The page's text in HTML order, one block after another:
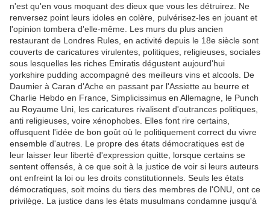
n'est qu'en vous moquant des dieux que vous les détruirez. Ne
renversez point leurs idoles en colère, pulvérisez-les en jouant et
l'opinion tombera d'elle-même. Les murs du plus ancien
restaurant de Londres Rules, en activité depuis le 18e siècle sont
couverts de caricatures virulentes, politiques, religieuses, sociales
sous lesquelles les riches Emiratis dégustent aujourd'hui
yorkshire pudding accompagné des meilleurs vins et alcools. De
Daumier à Caran d'Ache en passant par l'Assiette au beurre et
Charlie Hebdo en France, Simplicissimus en Allemagne, le Punch
au Royaume Uni, les caricatures rivalisent d'outrances politiques,
anti religieuses, voire xénophobes. Elles font rire certains,
offusquent l'idée de bon goût où le politiquement correct du vivre
ensemble d'autres. Le propre des états démocratiques est de
leur laisser leur liberté d'expression quitte, lorsque certains se
sentent offensés, à ce que soit à la justice de voir si leurs auteurs
ont enfreint la loi ou les droits constitutionnels. Seuls les états
démocratiques, soit moins du tiers des membres de l'ONU, ont ce
privilège. La justice dans les états musulmans condamne jusqu'à